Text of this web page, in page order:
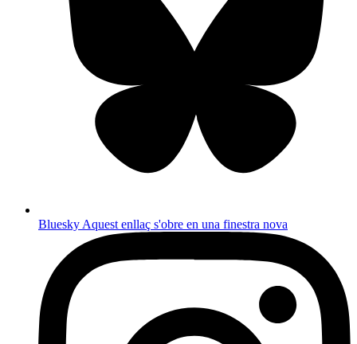
BlueskyAquest enllaç s'obre en una finestra nova